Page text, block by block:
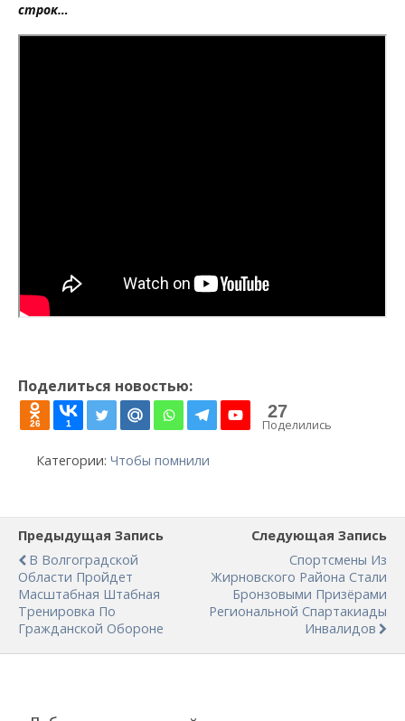
строк…
Поделиться новостью:
26 1
27
Поделились
Категории: Чтобы помнили
Предыдущая Запись
В Волгоградской
Области Пройдет
Масштабная Штабная
Тренировка По
Гражданской Обороне
Следующая Запись
Спортсмены Из
Жирновского Района Стали
Бронзовыми Призёрами
Региональной Спартакиады
Инвалидов